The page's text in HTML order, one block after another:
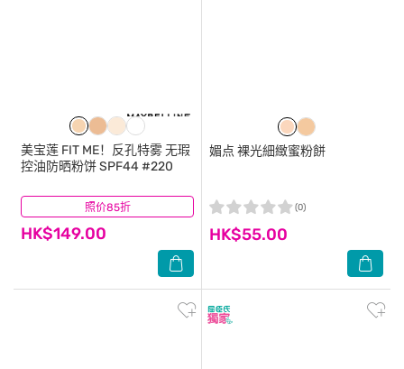
照价85折
美宝莲 FIT ME！反孔特雾 无瑕
控油防晒粉饼 SPF44 #220
HK$149.00
(8)
媚点 裸光細緻蜜粉餅
HK$55.00
(0)